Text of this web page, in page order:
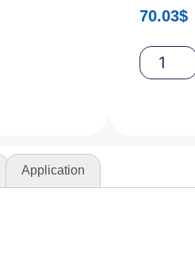
70.03$
Application